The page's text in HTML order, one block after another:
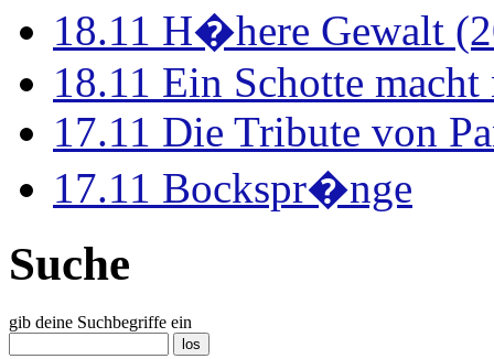
18.11 H�here Gewalt
18.11 Ein Schotte
17.11 Die Tribute von
17.11 Bockspr�nge
Suche
gib deine Suchbegriffe ein